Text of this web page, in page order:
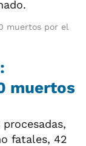
muertos por el
muertos
fatales, 42